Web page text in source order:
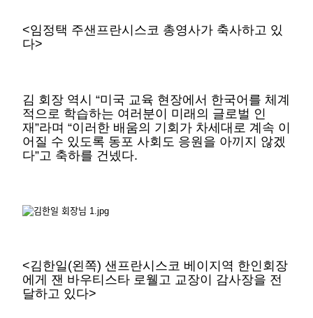
<임정택 주샌프란시스코 총영사가 축사하고 있
다>
김 회장 역시 “미국 교육 현장에서 한국어를 체계
적으로 학습하는 여러분이 미래의 글로벌 인
재”라며 “이러한 배움의 기회가 차세대로 계속 이
어질 수 있도록 동포 사회도 응원을 아끼지 않겠
다”고 축하를 건넸다.
<김한일(왼쪽) 샌프란시스코 베이지역 한인회장
에게 잰 바우티스타 로웰고 교장이 감사장을 전
달하고 있다>